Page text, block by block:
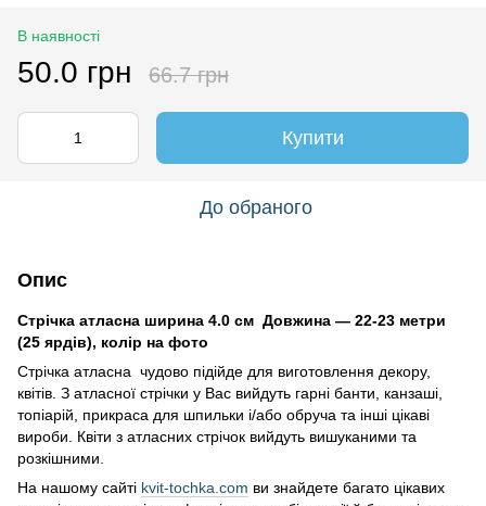
В наявності
50.0 грн 66.7 грн
Купити
До обраного
Опис
Стрічка атласна ширина 4.0 см Довжина — 22-23 метри
(25 ярдів), колір на фото
Стрічка атласна чудово підійде для виготовлення декору,
квітів. З атласної стрічки у Вас вийдуть гарні банти, канзаші,
топіарій, прикраса для шпильки і/або обруча та інші цікаві
вироби. Квіти з атласних стрічок вийдуть вишуканими та
розкішними.
На нашому сайті kvit-tochka.com ви знайдете багато цікавих